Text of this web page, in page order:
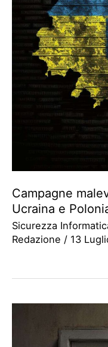
Campagne
Ucraina e
Sicurezza
Redazione / 13